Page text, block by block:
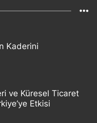
Kaderini
ve Küresel Ticaret
Etkisi